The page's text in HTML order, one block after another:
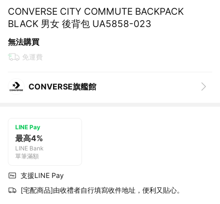
CONVERSE CITY COMMUTE BACKPACK
BLACK 男女 後背包 UA5858-023
無法購買
免運費
CONVERSE旗艦館
LINE Pay
最高4%
LINE Bank
單筆滿額
支援LINE Pay
[宅配商品]由收禮者自行填寫收件地址，便利又貼心。